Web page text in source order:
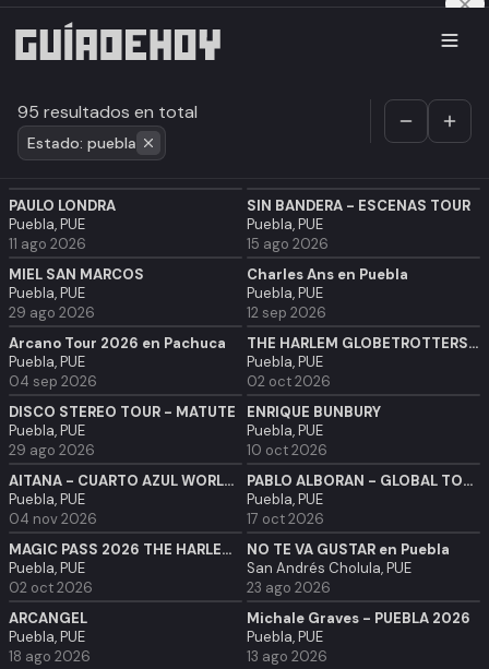
95 resultados en total
Estado: puebla
PAULO LONDRA
Puebla, PUE
11 ago 2026
SIN BANDERA - ESCENAS TOUR
Puebla, PUE
15 ago 2026
MIEL SAN MARCOS
Puebla, PUE
29 ago 2026
Charles Ans en Puebla
Puebla, PUE
12 sep 2026
Arcano Tour 2026 en Pachuca
Puebla, PUE
04 sep 2026
THE HARLEM GLOBETROTTERS 2026
Puebla, PUE
02 oct 2026
DISCO STEREO TOUR - MATUTE
Puebla, PUE
29 ago 2026
ENRIQUE BUNBURY
Puebla, PUE
10 oct 2026
AITANA - CUARTO AZUL WORLD TOUR
Puebla, PUE
04 nov 2026
PABLO ALBORÁN - GLOBAL TOUR KM0
Puebla, PUE
17 oct 2026
MAGIC PASS 2026 THE HARLEM GLOBETROTTERS
Puebla, PUE
02 oct 2026
NO TE VA GUSTAR en Puebla
San Andrés Cholula, PUE
23 ago 2026
ARCÁNGEL
Puebla, PUE
18 ago 2026
Michale Graves - PUEBLA 2026
Puebla, PUE
13 ago 2026